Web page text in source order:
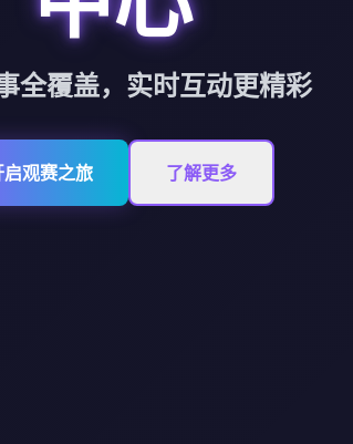
全覆盖，实时互动更精彩
启观赛之旅 了解更多